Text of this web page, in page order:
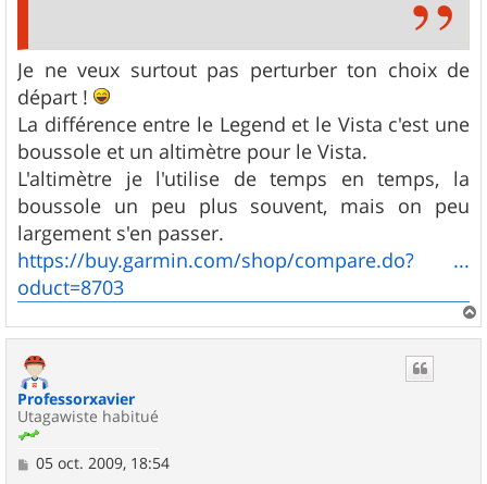
Je ne veux surtout pas perturber ton choix de
départ !
La différence entre le Legend et le Vista c'est une
boussole et un altimètre pour le Vista.
L'altimètre je l'utilise de temps en temps, la
boussole un peu plus souvent, mais on peu
largement s'en passer.
https://buy.garmin.com/shop/compare.do? ...
oduct=8703
a
Professorxavier
Utagawiste habitué
M
05 oct. 2009, 18:54